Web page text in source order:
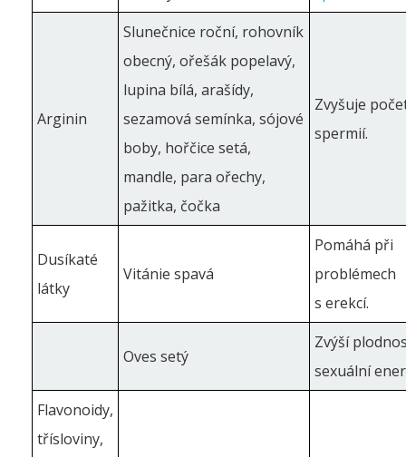
Arginin
Slunečnice roční, rohovník
obecný, ořešák popelavý,
lupina bílá, arašídy,
sezamová semínka, sójové
boby, hořčice setá,
mandle, para ořechy,
pažitka, čočka
Zvyšuje
spermií.
Dusíkaté
látky
Vitánie spavá
Pomáhá při
problémech
s erekcí.
Oves setý
Zvýší
sexuální
Flavonoidy,
třísloviny,